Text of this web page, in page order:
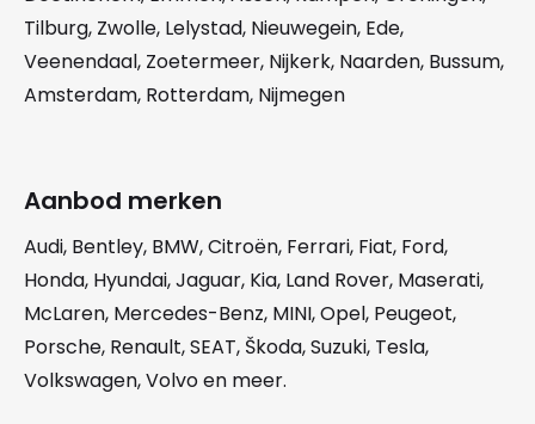
Tilburg, Zwolle, Lelystad, Nieuwegein, Ede,
Veenendaal, Zoetermeer, Nijkerk, Naarden, Bussum,
Amsterdam, Rotterdam, Nijmegen
Aanbod merken
Audi, Bentley, BMW,Citroën, Ferrari, Fiat, Ford,
Honda, Hyundai,Jaguar, Kia, Land Rover, Maserati,
McLaren, Mercedes-Benz, MINI,Opel, Peugeot,
Porsche, Renault,SEAT, Škoda,Suzuki, Tesla,
Volkswagen,Volvoen meer.